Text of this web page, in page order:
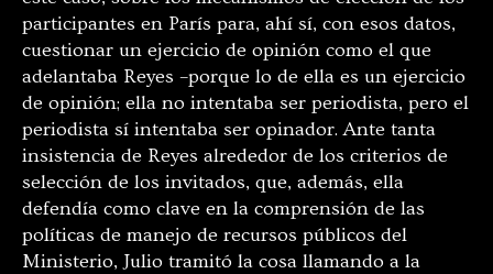
participantes en París para, ahí sí, con esos datos,
cuestionar un ejercicio de opinión como el que
adelantaba Reyes –porque lo de ella es un ejercicio
de opinión; ella no intentaba ser periodista, pero el
periodista sí intentaba ser opinador. Ante tanta
insistencia de Reyes alrededor de los criterios de
selección de los invitados, que, además, ella
defendía como clave en la comprensión de las
políticas de manejo de recursos públicos del
Ministerio, Julio tramitó la cosa llamando a la